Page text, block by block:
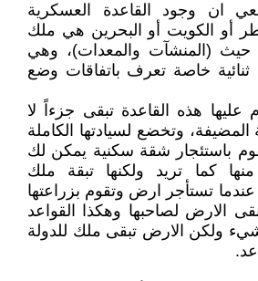
ان وجود القاعدة العسكرية
أو الكويت أو البحرين هي ملك
حيث (المنشآت والمعدات)، وهي
ثنائية خاصة تعرف باتفاقات وضع
هذه القاعدة تبقى جزءاً لا
المضيفة، وتخضع لسيادتها الكاملة
باستئجار شقة سكنية يمكن لك
منها كما تريد ولكنها تبقة ملك
تستأجر ارض وتقوم بزراعتها
الارض لصاحبها وهكذا القواعد
شيء ولكن الارض تبقى ملك للدولة